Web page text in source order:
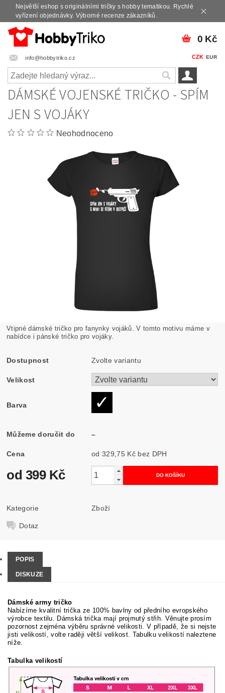
Největší eshop s originálními tričky s hobby tematikou. Rychlé
vyřízení objednávky. Výborné recenze zákazníků.
info@hobbytriko.cz CZK EUR
0 Kč
DÁMSKÉ VOJENSKÉ TRIČKO - SPÍM
JEN S VOJÁKY
Neohodnoceno
Vtipné dámské tričko pro fanynky vojáků. V tomto motivu máme v
nabídce i pánské tričko pro vojáky.
Dostupnost Zvolte variantu
Velikost
Barva
Můžeme doručit do –
Cena od 329,75 Kč bez DPH
od 399 Kč
Kategorie Zboží
Dotaz
POPIS
DISKUZE
Dámské army tričko
Nabízíme kvalitní trička ze 100% bavlny od předního evropského
výrobce textilu. Dámská trička mají projmutý střih. Věnujte prosím
pozornost zejména výběru správné velikosti. V případě, že si nejste
jisti velikostí, volte raději větší velikost. Tabulku velikostí naleztene
níže.
Tabulka velikostí